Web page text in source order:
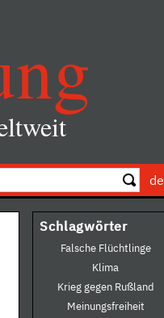
de
Schlagwörter
Falsche Flüchtlinge
Klima
Krieg gegen Rußland
Meinungsfreiheit